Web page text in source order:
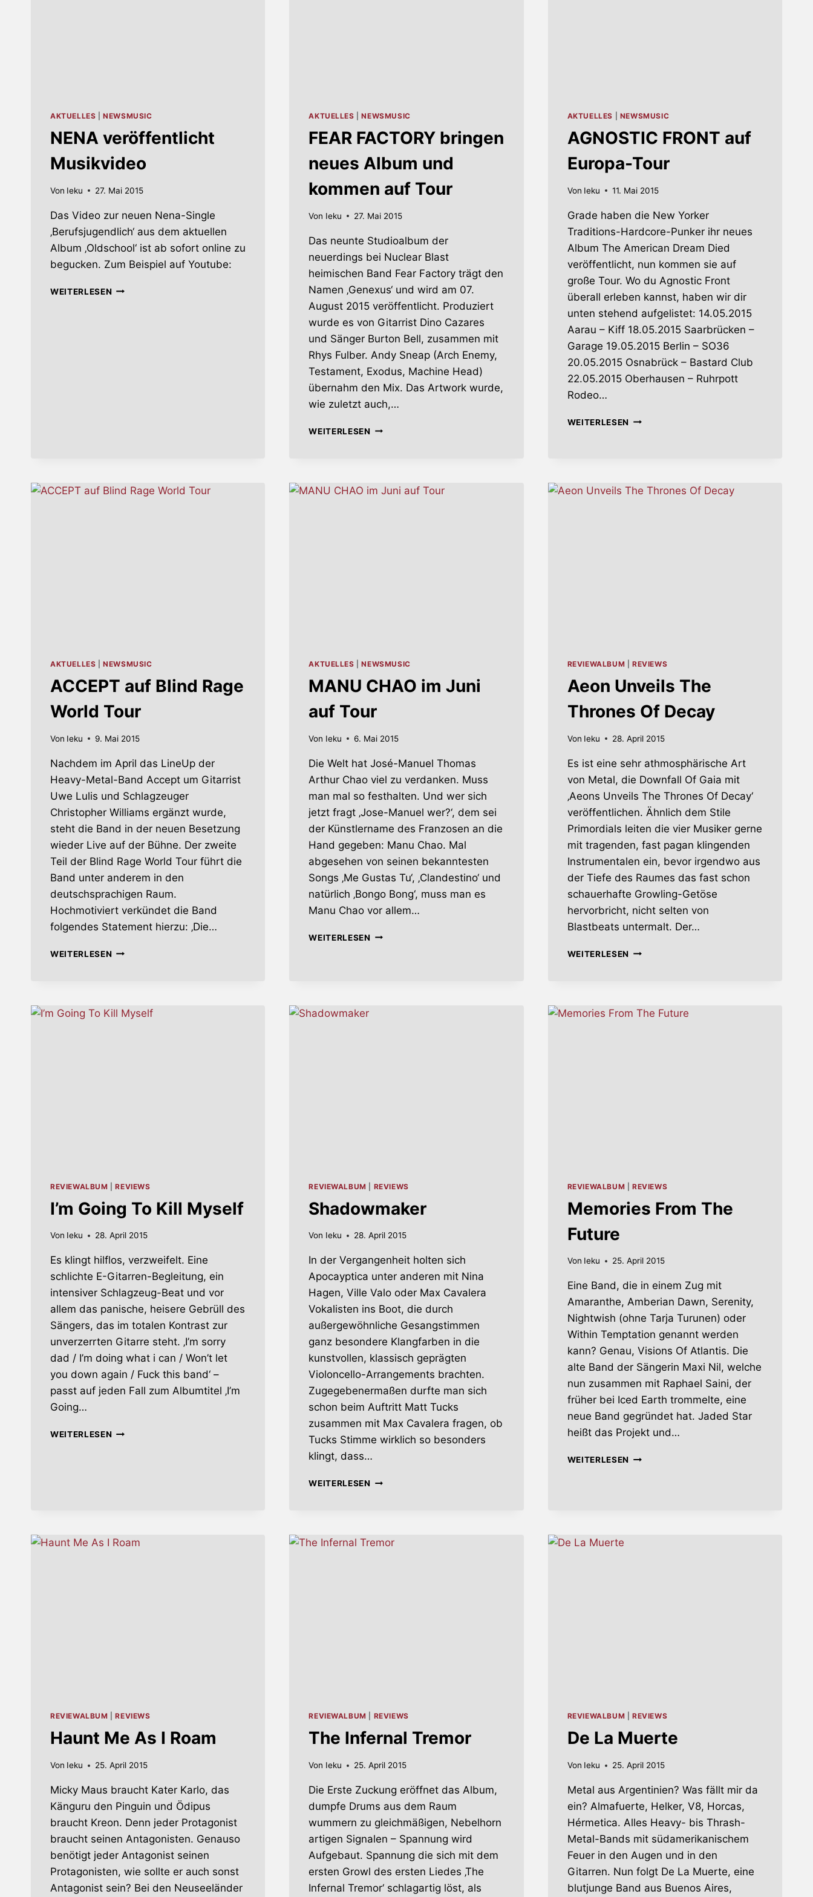
AKTUELLES |NEWSMUSIC
NENA veröffentlicht
Musikvideo
Von Ieku 27. Mai 2015
Das Video zur neuen Nena-Single
‚Berufsjugendlich‘ aus dem aktuellen
Album ‚Oldschool‘ ist ab sofort online zu
begucken. Zum Beispiel auf Youtube:
WEITERLESENNENA
AKTUELLES |NEWSMUSIC
FEAR FACTORY bringen
neues Album und
kommen auf Tour
Von Ieku 27. Mai 2015
Das neunte Studioalbum der
neuerdings bei Nuclear Blast
heimischen Band Fear Factory trägt den
Namen ‚Genexus‘ und wird am 07.
August 2015 veröffentlicht. Produziert
wurde es von Gitarrist Dino Cazares
und Sänger Burton Bell, zusammen mit
Rhys Fulber. Andy Sneap (Arch Enemy,
Testament, Exodus, Machine Head)
übernahm den Mix. Das Artwork wurde,
wie zuletzt auch,…
WEITERLESENFEAR
UND
AKTUELLES NEWSMUSIC
AGNOSTIC FRONT auf
Europa-Tour
Von Ieku 11. Mai 2015
Grade haben die New Yorker
Traditions-Hardcore-Punker ihr neues
Album The American Dream Died
veröffentlicht, nun kommen sie auf
große Tour. Wo du Agnostic Front
überall erleben kannst, haben wir dir
unten stehend aufgelistet: 14.05.2015
Aarau – Kiff 18.05.2015 Saarbrücken –
Garage 19.05.2015 Berlin – SO36
20.05.2015 Osnabrück – Bastard Club
22.05.2015 Oberhausen – Ruhrpott
Rodeo…
WEITERLESEN AGNOSTIC
AKTUELLES |NEWSMUSIC
ACCEPT auf Blind Rage
World Tour
Von Ieku 9. Mai 2015
Nachdem im April das LineUp der
Heavy-Metal-Band Accept um Gitarrist
Uwe Lulis und Schlagzeuger
Christopher Williams ergänzt wurde,
steht die Band in der neuen Besetzung
wieder Live auf der Bühne. Der zweite
Teil der Blind Rage World Tour führt die
Band unter anderem in den
deutschsprachigen Raum.
Hochmotiviert verkündet die Band
folgendes Statement hierzu: ‚Die…
WEITERLESENACCEPT
TOUR
AKTUELLES |NEWSMUSIC
MANU CHAO im Juni
auf Tour
Von Ieku 6. Mai 2015
Die Welt hat José-Manuel Thomas
Arthur Chao viel zu verdanken. Muss
man mal so festhalten. Und wer sich
jetzt fragt ‚Jose-Manuel wer?‘, dem sei
der Künstlername des Franzosen an die
Hand gegeben: Manu Chao. Mal
abgesehen von seinen bekanntesten
Songs ‚Me Gustas Tu‘, ‚Clandestino‘ und
natürlich ‚Bongo Bong‘, muss man es
Manu Chao vor allem…
WEITERLESENMANU
REVIEWALBUM REVIEWS
Aeon Unveils The
Thrones Of Decay
Von Ieku 28. April 2015
Es ist eine sehr athmosphärische Art
von Metal, die Downfall Of Gaia mit
‚Aeons Unveils The Thrones Of Decay‘
veröffentlichen. Ähnlich dem Stile
Primordials leiten die vier Musiker gerne
mit tragenden, fast pagan klingenden
Instrumentalen ein, bevor irgendwo aus
der Tiefe des Raumes das fast schon
schauerhafte Growling-Getöse
hervorbricht, nicht selten von
Blastbeats untermalt. Der…
WEITERLESEN AEON
DECAY
REVIEWALBUM |REVIEWS
I’m Going To Kill Myself
Von Ieku 28. April 2015
Es klingt hilflos, verzweifelt. Eine
schlichte E-Gitarren-Begleitung, ein
intensiver Schlagzeug-Beat und vor
allem das panische, heisere Gebrüll des
Sängers, das im totalen Kontrast zur
unverzerrten Gitarre steht. ‚I’m sorry
dad / I’m doing what i can / Won’t let
you down again / Fuck this band‘ –
passt auf jeden Fall zum Albumtitel ‚I’m
Going…
WEITERLESENI’M
REVIEWALBUM REVIEWS
Shadowmaker
Von Ieku 28. April 2015
In der Vergangenheit holten sich
Apocayptica unter anderen mit Nina
Hagen, Ville Valo oder Max Cavalera
Vokalisten ins Boot, die durch
außergewöhnliche Gesangstimmen
ganz besondere Klangfarben in die
kunstvollen, klassisch geprägten
Violoncello-Arrangements brachten.
Zugegebenermaßen durfte man sich
schon beim Auftritt Matt Tucks
zusammen mit Max Cavalera fragen, ob
Tucks Stimme wirklich so besonders
klingt, dass…
WEITERLESENSHADOWMAKER
REVIEWALBUM REVIEWS
Memories From The
Future
Von Ieku 25. April 2015
Eine Band, die in einem Zug mit
Amaranthe, Amberian Dawn, Serenity,
Nightwish (ohne Tarja Turunen) oder
Within Temptation genannt werden
kann? Genau, Visions Of Atlantis. Die
alte Band der Sängerin Maxi Nil, welche
nun zusammen mit Raphael Saini, der
früher bei Iced Earth trommelte, eine
neue Band gegründet hat. Jaded Star
heißt das Projekt und…
WEITERLESEN MEMORIES
REVIEWALBUM |REVIEWS
Haunt Me As I Roam
Von Ieku 25. April 2015
Micky Maus braucht Kater Karlo, das
Känguru den Pinguin und Ödipus
braucht Kreon. Denn jeder Protagonist
braucht seinen Antagonisten. Genauso
benötigt jeder Antagonist seinen
Protagonisten, wie sollte er auch sonst
Antagonist sein? Bei den Neuseeländer
REVIEWALBUM REVIEWS
The Infernal Tremor
Von Ieku 25. April 2015
Die Erste Zuckung eröffnet das Album,
dumpfe Drums aus dem Raum
wummern zu gleichmäßigen, Nebelhorn
artigen Signalen – Spannung wird
Aufgebaut. Spannung die sich mit dem
ersten Growl des ersten Liedes ‚The
Infernal Tremor‘ schlagartig löst, als
REVIEWALBUM REVIEWS
De La Muerte
Von Ieku 25. April 2015
Metal aus Argentinien? Was fällt mir da
ein? Almafuerte, Helker, V8, Horcas,
Hérmetica. Alles Heavy- bis Thrash-
Metal-Bands mit südamerikanischem
Feuer in den Augen und in den
Gitarren. Nun folgt De La Muerte, eine
blutjunge Band aus Buenos Aires,